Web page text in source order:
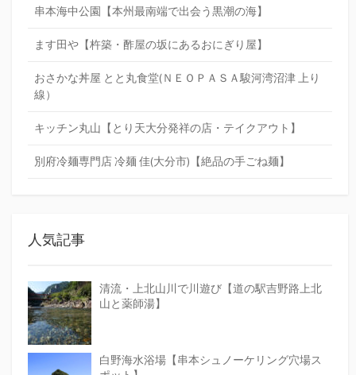
串本海中公園【本州最南端で出会う黒潮の海】
ます田や【杵築・酢屋の坂にあるおにぎり屋】
おさかな丼屋 とと丸食堂(ＮＥＯＰＡＳＡ駿河湾沼津 上り
線）
キッチン丸山【とり天大分発祥の店・テイクアウト】
別府冷麺専門店 冷麺 佳(大分市)【絶品の手ごね麺】
人気記事
清流・上北山川で川遊び【道の駅吉野路上北
山と薬師湯】
白野海水浴場【串本シュノーケリング穴場ス